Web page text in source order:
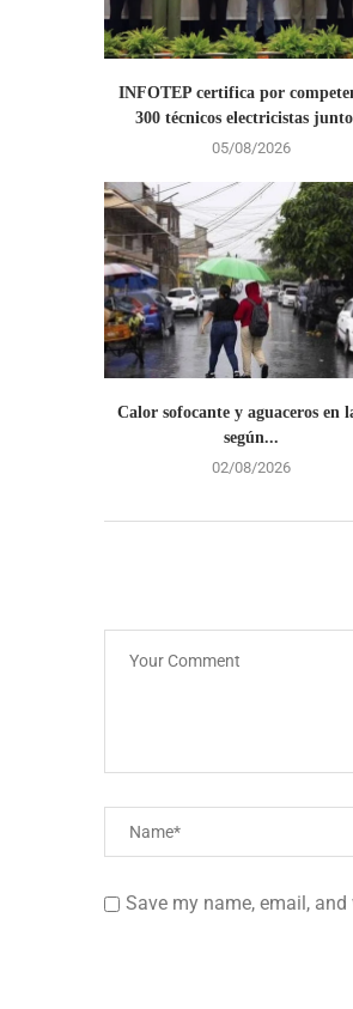
INFOTEP certifica por
300 técnicos electricistas
05/08/2026
Calor sofocante y aguaceros en
según...
02/08/2026
Save my name, email,